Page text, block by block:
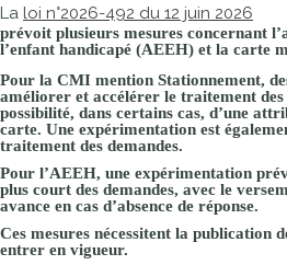
La loi n°2026-492 du 12 juin 2026
prévoit plusieurs mesures concernant
l’enfant handicapé (AEEH) et la carte
Pour la CMI mention Stationnement,
améliorer et accélérer le traitement des
possibilité, dans certains cas, d’une
carte. Une expérimentation est
traitement des demandes.
Pour l’AEEH, une expérimentation
plus court des demandes, avec le
avance en cas d’absence de réponse.
Ces mesures nécessitent la publication
entrer en vigueur.